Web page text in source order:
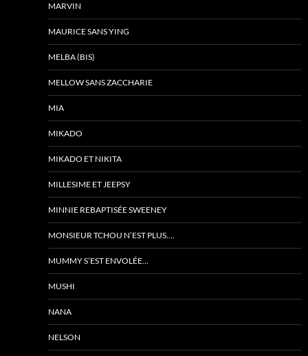
MARVIN
MAURICE SANS YING
MELBA (BIS)
MELLOW SANS ZACCHARIE
MIA
MIKADO
MIKADO ET NIKITA
MILLESIME ET JEEPSY
MINNIE REBAPTISÉE SWEENEY
MONSIEUR TCHOU N’EST PLUS….
MUMMY S’EST ENVOLÉE…
MUSHI
NANA
NELSON